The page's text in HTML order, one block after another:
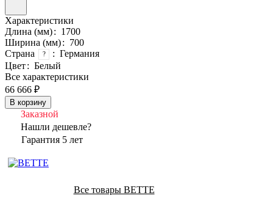
Характеристики
Длина (мм): 1700
Ширина (мм): 700
Страна
? : Германия
Цвет: Белый
Все характеристики
66 666 ₽
В корзину
Заказной
Нашли дешевле?
Гарантия 5 лет
Все товары BETTE